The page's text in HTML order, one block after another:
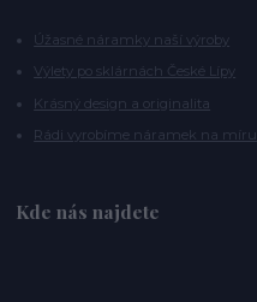
Úžasné náramky naší výroby
Výlety po sklárnách České Lípy
Krásný design a originalita
Rádi vyrobíme náramek na míru
Kde nás najdete